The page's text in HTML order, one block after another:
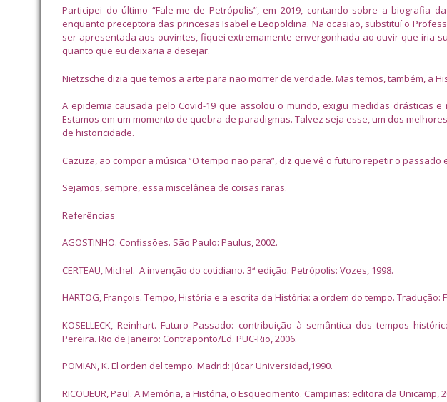
Participei do último “Fale-me de Petrópolis”, em 2019, contando sobre a biografia
enquanto preceptora das princesas Isabel e Leopoldina. Na ocasião, substituí o
ser apresentada aos ouvintes, fiquei extremamente envergonhada ao ouvir que iria
quanto que eu deixaria a desejar.
Nietzsche dizia que temos a arte para não morrer de verdade. Mas temos, também, a
A epidemia causada pelo Covid-19 que assolou o mundo, exigiu medidas drásticas
Estamos em um momento de quebra de paradigmas. Talvez seja esse, um dos
de historicidade.
Cazuza, ao compor a música “O tempo não para”, diz que vê o futuro repetir o
Sejamos, sempre, essa miscelânea de coisas raras.
Referências
AGOSTINHO. Confissões. São Paulo: Paulus, 2002.
CERTEAU, Michel. A invenção do cotidiano. 3ª edição. Petrópolis: Vozes, 1998.
HARTOG, François. Tempo, História e a escrita da História: a ordem do tempo. Tradução:
KOSELLECK, Reinhart. Futuro Passado: contribuição à semântica dos tempos
Pereira. Rio de Janeiro: Contraponto/Ed. PUC-Rio, 2006.
POMIAN, K. El orden del tempo. Madrid: Júcar Universidad,1990.
RICOUEUR, Paul. A Memória, a História, o Esquecimento. Campinas: editora da Unicamp,